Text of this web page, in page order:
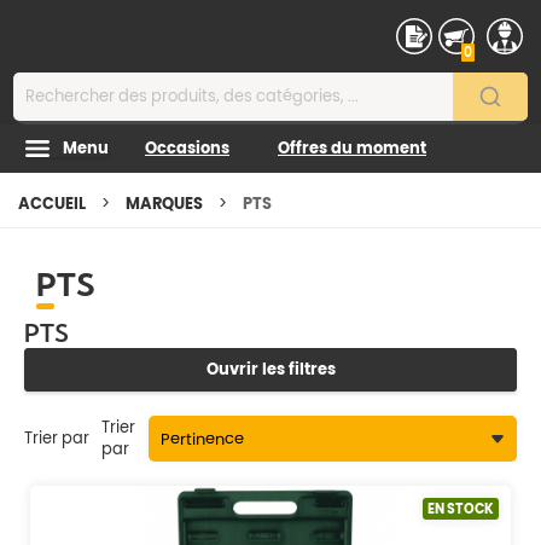
0
Menu Occasions Offres du moment
ACCUEIL MARQUES PTS
PTS
PTS
Ouvrir les filtres
Trier par Trier
par
EN STOCK